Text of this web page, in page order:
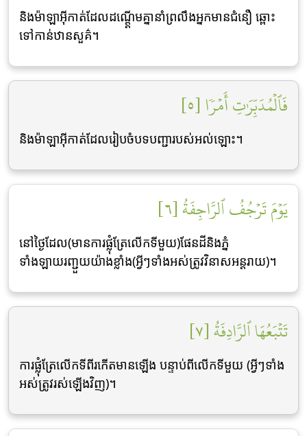
និងម៉ាឡាអ៊ីកាត់ដែលដណ្ដ្ដើមគ្នានាំព្រលឹងអ្នកមានជំនឿ ឆ្ពោះ
ទៅកាន់ឋានសួគ៌។
فَٱلۡمُدَبِّرَٰتِ أَمۡرٗا [٥]
និងម៉ាឡាអ៊ីកាត់ដែលរៀបចំបទបញ្ជារបស់អល់ឡោះ។
يَوۡمَ تَرۡجُفُ ٱلرَّاجِفَةُ [٦]
នៅថ្ងៃដែល(មានការផ្លុំត្រែលើកទីមួយ)ផែនដីនិងភ្នំ
ទាំងឡាយរញ្ជួយយ៉ាងខ្លាំង(អ្វីៗទាំងអស់ត្រូវវិនាសអន្ដរាយ)។
تَتۡبَعُهَا ٱلرَّادِفَةُ [٧]
ការផ្លុំត្រែលើកទីពីរកើតមានឡើង បន្ទាប់ពីលើកទីមួយ (អ្វីៗទាំង
អស់ត្រូវរស់ឡើងវិញ)។